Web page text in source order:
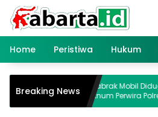
Langsung
konten
Home
Peristiwa Hukum
Breaking News
Balita Tewas Ditabrak Mobil Diduga
Dikemudikan Oknum Perwira Polres Bone
di Lokasi Gerak Jalan